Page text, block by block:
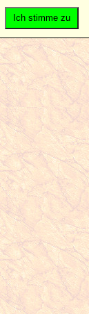
Ich stimme zu